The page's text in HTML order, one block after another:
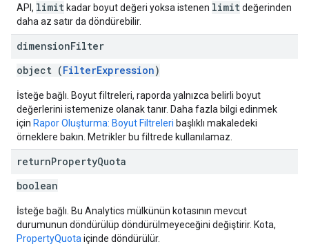
API, limit kadar boyut değeri yoksa istenen limitdeğerinden
daha az satır da döndürebilir.
dimensionFilter
object (FilterExpression)
İsteğe bağlı. Boyut filtreleri, raporda yalnızca belirli boyut
değerlerini istemenize olanak tanır. Daha fazla bilgi edinmek
için Rapor Oluşturma: Boyut Filtreleri başlıklı makaledeki
örneklere bakın. Metrikler bu filtrede kullanılamaz.
returnPropertyQuota
boolean
İsteğe bağlı. Bu Analytics mülkünün kotasının mevcut
durumunun döndürülüp döndürülmeyeceğini değiştirir. Kota,
PropertyQuota içinde döndürülür.